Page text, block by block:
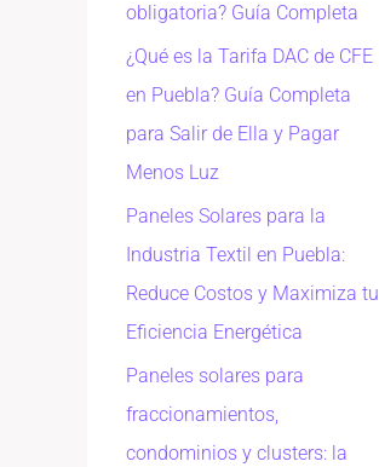
obligatoria? Guía Completa
¿Qué es la Tarifa DAC de CFE
en Puebla? Guía Completa
para Salir de Ella y Pagar
Menos Luz
Paneles Solares para la
Industria Textil en Puebla:
Reduce Costos y Maximiza tu
Eficiencia Energética
Paneles solares para
fraccionamientos,
condominios y clusters: la